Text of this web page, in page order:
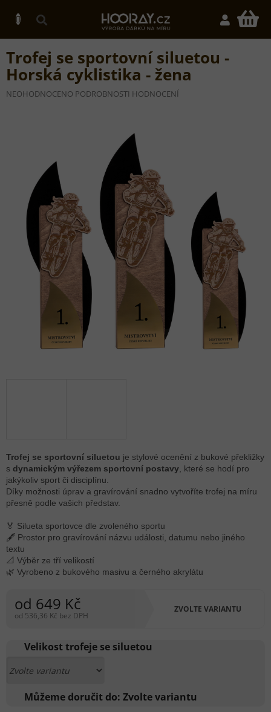
obsah
Trofej se sportovní siluetou -
Horská cyklistika - žena
PRŮMĚRNÉ
NEOHODNOCENO PODROBNOSTI HODNOCENÍ
od 649 Kč
od 536,36 Kč bez DPH
cena:
ZVOLTE VARIANTU
Velikost trofeje se siluetou
Můžeme doručit do: Zvolte variantu
Trofej se sportovní siluetou je stylové ocenění z bukové překližky
s dynamickým výřezem sportovní postavy, které se hodí pro
jakýkoliv sport či disciplínu.
Díky možnosti úprav a gravírování snadno vytvoříte trofej na míru
přesně podle vašich představ.
🏅 Silueta sportovce dle zvoleného sportu
🖋 Prostor pro gravírování názvu události, datumu nebo jiného
textu
📐 Výběr ze tří velikostí
🌿 Vyrobeno z bukového masivu a černého akrylátu